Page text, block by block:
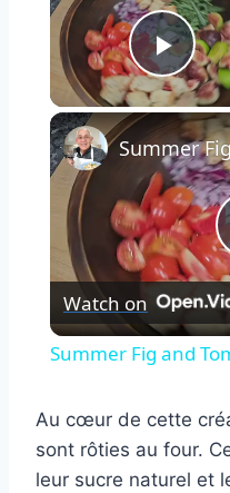
Watch on
Summer Fig and
Au cœur de cette
sont rôties au four.
leur sucre naturel et